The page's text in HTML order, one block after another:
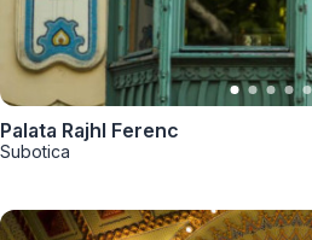
Palata Rajhl Ferenc
Subotica